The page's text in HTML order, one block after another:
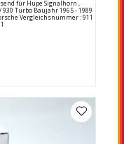
für Hupe Signalhorn ,
Turbo Baujahr 1965 - 1989
Vergleichsnummer : 911